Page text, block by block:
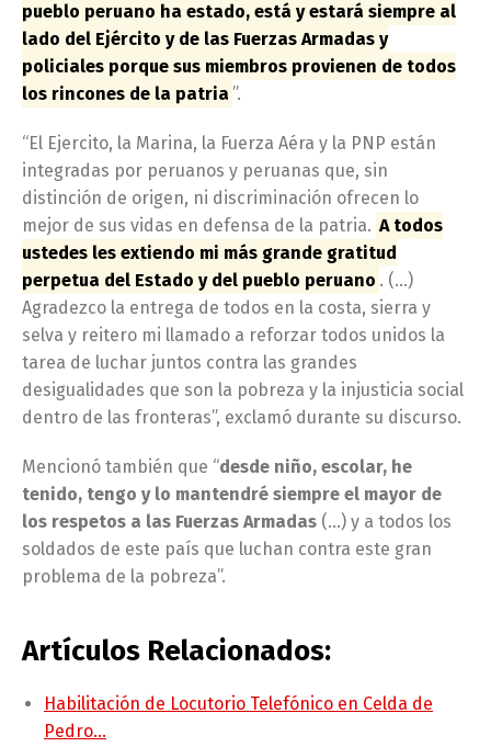
pueblo peruano ha estado, está y estará siempre al
lado del Ejército y de las Fuerzas Armadas y
policiales porque sus miembros provienen de todos
los rincones de la patria ”.
“El Ejercito, la Marina, la Fuerza Aéra y la PNP están
integradas por peruanos y peruanas que, sin
distinción de origen, ni discriminación ofrecen lo
mejor de sus vidas en defensa de la patria. A todos
ustedes les extiendo mi más grande gratitud
perpetua del Estado y del pueblo peruano . (…)
Agradezco la entrega de todos en la costa, sierra y
selva y reitero mi llamado a reforzar todos unidos la
tarea de luchar juntos contra las grandes
desigualidades que son la pobreza y la injusticia social
dentro de las fronteras”, exclamó durante su discurso.
Mencionó también que “desde niño, escolar, he
tenido, tengo y lo mantendré siempre el mayor de
los respetos a las Fuerzas Armadas (…) y a todos los
soldados de este país que luchan contra este gran
problema de la pobreza”.
Artículos Relacionados:
Habilitación de Locutorio Telefónico en Celda de
Pedro…